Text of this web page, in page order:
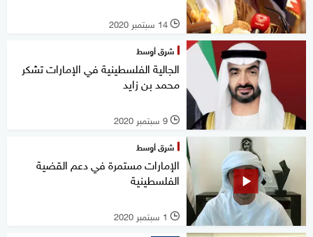
l 14 سبتمبر 2020
شرق أوسط
الجالية الفلسطينية في الإمارات تشكر
محمد بن زايد
l 9 سبتمبر 2020
شرق أوسط
الإمارات مستمرة في دعم القضية
الفلسطينية
l 1 سبتمبر 2020